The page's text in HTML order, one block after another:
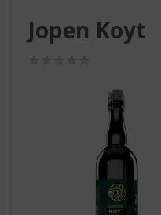
Jopen Koyt